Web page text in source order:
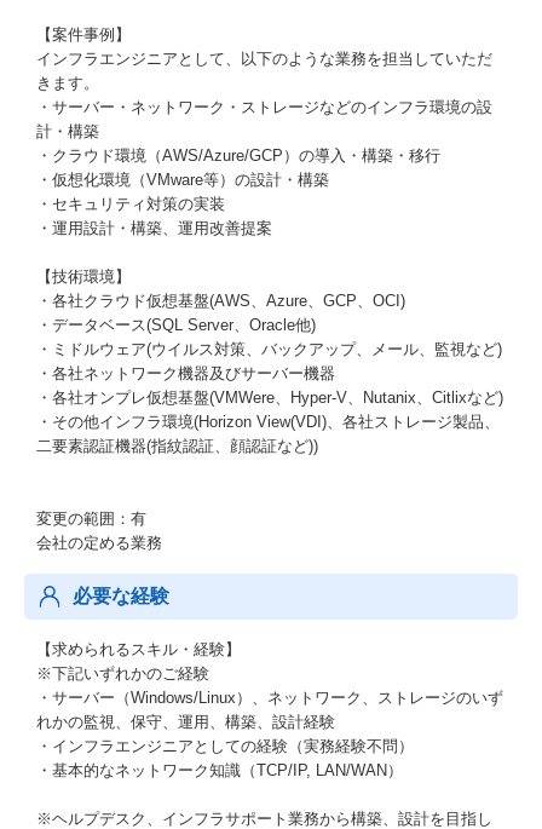
【案件事例】
インフラエンジニアとして、以下のような業務を担当していただ
きます。
・サーバー・ネットワーク・ストレージなどのインフラ環境の設
計・構築
・クラウド環境（AWS/Azure/GCP）の導入・構築・移行
・仮想化環境（VMware等）の設計・構築
・セキュリティ対策の実装
・運用設計・構築、運用改善提案
【技術環境】
・各社クラウド仮想基盤(AWS、Azure、GCP、OCI)
・データベース(SQL Server、Oracle他)
・ミドルウェア(ウイルス対策、バックアップ、メール、監視など)
・各社ネットワーク機器及びサーバー機器
・各社オンプレ仮想基盤(VMWere、Hyper-V、Nutanix、Citlixなど)
・その他インフラ環境(Horizon View(VDI)、各社ストレージ製品、
二要素認証機器(指紋認証、顔認証など))
変更の範囲：有
会社の定める業務
必要な経験
【求められるスキル・経験】
※下記いずれかのご経験
・サーバー（Windows/Linux）、ネットワーク、ストレージのいず
れかの監視、保守、運用、構築、設計経験
・インフラエンジニアとしての経験（実務経験不問）
・基本的なネットワーク知識（TCP/IP, LAN/WAN）
※ヘルプデスク、インフラサポート業務から構築、設計を目指し